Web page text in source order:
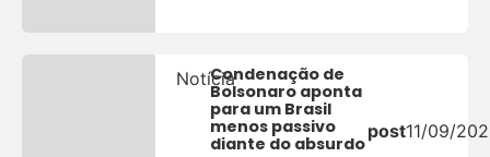
NotíciaCondenação de
Bolsonaro aponta
para um Brasil
menos passivo
diante do absurdo
post11/09/